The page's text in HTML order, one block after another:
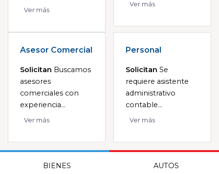
Ver más
Ver más
Asesor Comercial
Solicitan Buscamos
asesores
comerciales con
experiencia...
Ver más
Personal
Solicitan Se
requiere asistente
administrativo
contable...
Ver más
BIENES AUTOS